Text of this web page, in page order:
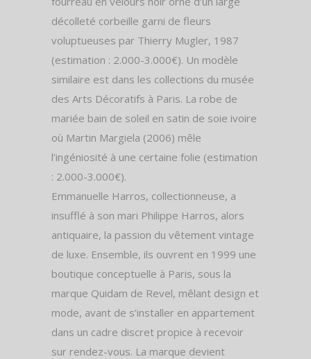
décolleté corbeille garni de fleurs
voluptueuses par Thierry Mugler, 1987
(estimation : 2.000-3.000€). Un modèle
similaire est dans les collections du musée
des Arts Décoratifs à Paris. La robe de
mariée bain de soleil en satin de soie ivoire
où Martin Margiela (2006) mêle
l’ingéniosité à une certaine folie (estimation
: 2.000-3.000€).
Emmanuelle Harros, collectionneuse, a
insufflé à son mari Philippe Harros, alors
antiquaire, la passion du vêtement vintage
de luxe. Ensemble, ils ouvrent en 1999 une
boutique conceptuelle à Paris, sous la
marque Quidam de Revel, mêlant design et
mode, avant de s’installer en appartement
dans un cadre discret propice à recevoir
sur rendez-vous. La marque devient